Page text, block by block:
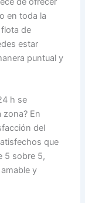
en toda la
flota de
estar
puntual y
h se
En
del
que
5 sobre 5,
y